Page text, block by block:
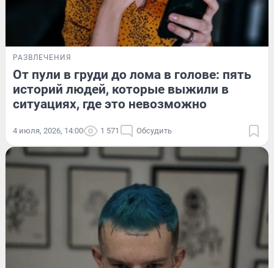
РАЗВЛЕЧЕНИЯ
От пули в груди до лома в голове: пять
историй людей, которые выжили в
ситуациях, где это невозможно
4 июля, 2026, 14:00 1 571 Обсудить